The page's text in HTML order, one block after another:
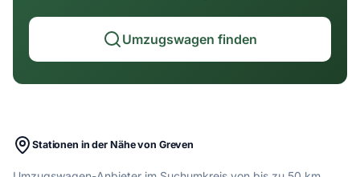
Umzugswagen finden
Stationen in der Nähe von Greven